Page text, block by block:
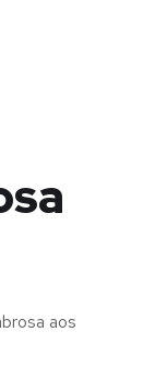
aos